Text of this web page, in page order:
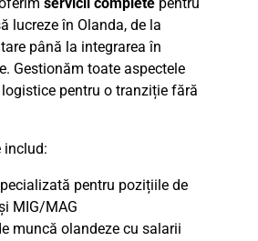
lucreze în Olanda, de la
până la integrarea în
Gestionăm toate aspectele
pentru o tranziție fără
includ:
pentru pozițiile de
MIG/MAG
muncă olandeze cu salarii